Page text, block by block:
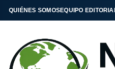
QUIÉNES SOMOSEQUIPO